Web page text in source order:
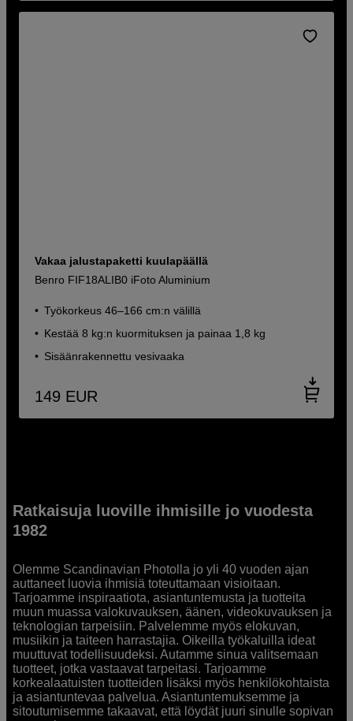
Vakaa jalustapaketti kuulapäällä
Benro FIF18ALIB0 iFoto Aluminium
Työkorkeus 46–166 cm:n välillä
Kestää 8 kg:n kuormituksen ja painaa 1,8 kg
Sisäänrakennettu vesivaaka
149 EUR
Ratkaisuja luoville ihmisille jo vuodesta
1982
Olemme Scandinavian Photolla jo yli 40 vuoden ajan
auttaneet luovia ihmisiä toteuttamaan visioitaan.
Tarjoamme inspiraatiota, asiantuntemusta ja tuotteita
muun muassa valokuvauksen, äänen, videokuvauksen ja
teknologian tarpeisiin. Palvelemme myös elokuvan,
musiikin ja taiteen harrastajia. Oikeilla työkaluilla ideat
muuttuvat todellisuudeksi. Autamme sinua valitsemaan
tuotteet, jotka vastaavat tarpeitasi. Tarjoamme
korkealaatuisten tuotteiden lisäksi myös henkilökohtaista
ja asiantuntevaa palvelua. Asiantuntemuksemme ja
sitoutumisemme takaavat, että löydät juuri sinulle sopivan